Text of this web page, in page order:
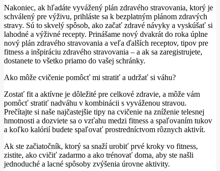
Nakoniec, ak hľadáte vyvážený plán zdravého stravovania, ktorý je
schválený pre výživu, prihláste sa k bezplatným plánom zdravých
stravy. Sú to skvelý spôsob, ako začať zdravé návyky a vyskúšať si
lahodné a výživné recepty. Prinášame nový dvakrát do roka úplne
nový plán zdravého stravovania a veľa ďalších receptov, tipov pre
fitness a inšpiráciu zdravého stravovania – a ak sa zaregistrujete,
dostanete to všetko priamo do vašej schránky.
Ako môže cvičenie pomôcť mi stratiť a udržať si váhu?
Zostať fit a aktívne je dôležité pre celkové zdravie, a môže vám
pomôcť stratiť nadváhu v kombinácii s vyváženou stravou.
Prečítajte si naše najčastejšie tipy na cvičenie na zníženie telesnej
hmotnosti a dozviete sa o vzťahu medzi fitness a spaľovaním tukov
a koľko kalórií budete spaľovať prostredníctvom rôznych aktivít.
Ak ste začiatočník, ktorý sa snaží urobiť prvé kroky vo fitness,
zistite, ako cvičiť zadarmo a ako trénovať doma, aby ste našli
jednoduché a lacné spôsoby zvýšenia úrovne aktivity.